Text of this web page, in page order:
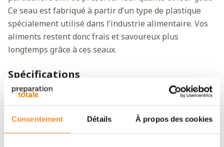
Consentement Détails À propos des cookies
Ce seau est fabriqué à partir d’un type de plastique
spécialement utilisé dans l’industrie alimentaire. Vos
aliments restent donc frais et savoureux plus
longtemps grâce à ces seaux.
Spécifications
Poignée en Plastique
Dimensions extérieures (L